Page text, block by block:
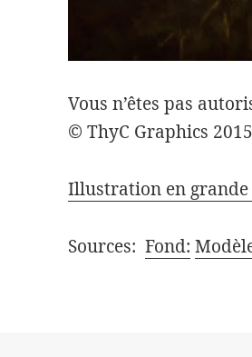
Vous n’êtes pas
© ThyC Graphics 2015
Illustration en
Sources:Fond: